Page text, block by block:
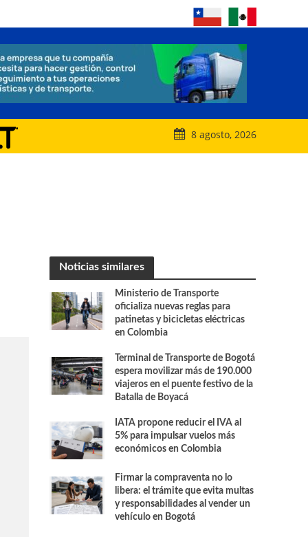
8 agosto, 2026
Noticias similares
Ministerio de Transporte
oficializa nuevas reglas para
patinetas y bicicletas eléctricas
en Colombia
Terminal de Transporte de Bogotá
espera movilizar más de 190.000
viajeros en el puente festivo de la
Batalla de Boyacá
IATA propone reducir el IVA al
5% para impulsar vuelos más
económicos en Colombia
Firmar la compraventa no lo
libera: el trámite que evita multas
y responsabilidades al vender un
vehículo en Bogotá